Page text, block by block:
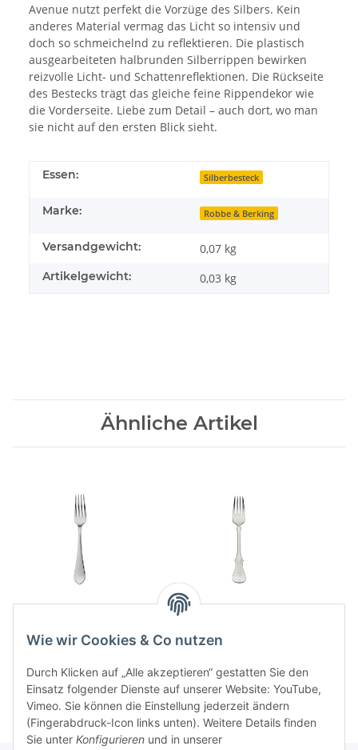
Avenue nutzt perfekt die Vorzüge des Silbers. Kein
anderes Material vermag das Licht so intensiv und
doch so schmeichelnd zu reflektieren. Die plastisch
ausgearbeiteten halbrunden Silberrippen bewirken
reizvolle Licht- und Schattenreflektionen. Die Rückseite
des Bestecks trägt das gleiche feine Rippendekor wie
die Vorderseite. Liebe zum Detail – auch dort, wo man
sie nicht auf den ersten Blick sieht.
Essen: Silberbesteck
Marke: Robbe & Berking
Versandgewicht: 0,07 kg
Artikelgewicht: 0,03 kg
Ähnliche Artikel
120,00 CHF *
Alt-Kopenhagen 150
126,00 CHF
Wie wir Cookies & Co nutzen
Durch Klicken auf „Alle akzeptieren“ gestatten Sie den
Einsatz folgender Dienste auf unserer Website: YouTube,
Vimeo. Sie können die Einstellung jederzeit ändern
(Fingerabdruck-Icon links unten). Weitere Details finden
Sie unter Konfigurieren und in unserer